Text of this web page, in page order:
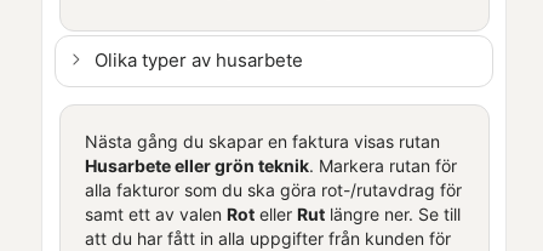
Olika typer av husarbete
Nästa gång du skapar en faktura visas rutan
Husarbete eller grön teknik. Markera rutan för
alla fakturor som du ska göra rot-/rutavdrag för
samt ett av valen Roteller Rutlängre ner. Se till
att du har fått in alla uppgifter från kunden för